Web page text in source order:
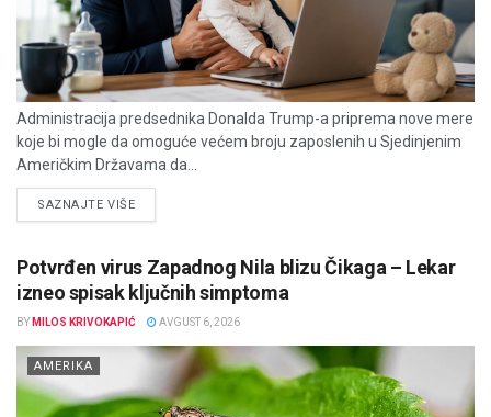
Administracija predsednika Donalda Trump-a priprema nove mere
koje bi mogle da omoguće većem broju zaposlenih u Sjedinjenim
Američkim Državama da...
SAZNAJTE VIŠEDETAILS
Potvrđen virus Zapadnog Nila blizu Čikaga – Lekar
izneo spisak ključnih simptoma
BY MILOS KRIVOKAPIĆ AVGUST 6, 2026
AMERIKA